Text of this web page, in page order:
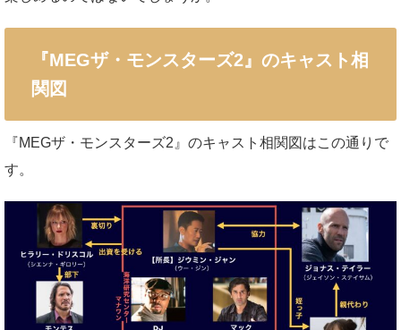
『MEGザ・モンスターズ2』のキャスト相
関図
『MEGザ・モンスターズ2』のキャスト相関図はこの通りで
す。